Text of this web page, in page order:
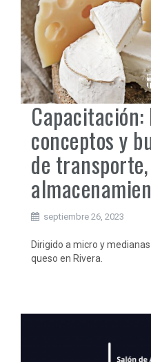
conceptos y
de
septiembre 26, 2023
Dirigido a micro y
queso en Rivera.